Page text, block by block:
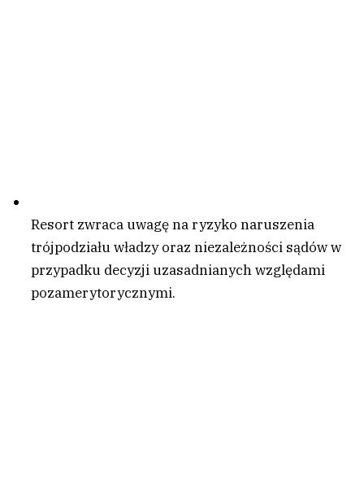
Resort zwraca uwagę na ryzyko naruszenia
trójpodziału władzy oraz niezależności sądów w
przypadku decyzji uzasadnianych względami
pozamerytorycznymi.